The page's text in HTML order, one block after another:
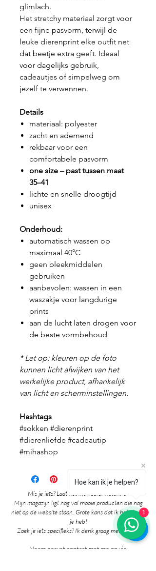
glimlach.
Het stretchy materiaal zorgt voor
een fijne pasvorm, terwijl de
leuke dierenprint elke outfit net
dat beetje extra geeft. Ideaal
voor dagelijks gebruik,
cadeautjes of simpelweg om
jezelf te verwennen.
Details
materiaal: polyester
zacht en ademend
rekbaar voor een
comfortabele pasvorm
one size – past tussen maat
35–41
lichte en snelle droogtijd
unisex
Onderhoud:
automatisch wassen op
maximaal 40°C
geen bleekmiddelen
gebruiken
aanbevolen: wassen in een
waszakje voor langdurige
prints
aan de lucht laten drogen voor
de beste vormbehoud
* Let op: kleuren op de foto
kunnen licht afwijken van het
werkelijke product, afhankelijk
van licht en scherminstellingen.
Hashtags
#sokken #dierenprint
#dierenliefde #cadeautip
#mihashop
Mis je iets? Laat het me vooral weten! 🎉
Mijn magazijn ligt nog vol mooie producten die nog
niet op de website staan. Grote kans dat ik het al voor
je heb!
Zoek je iets specifieks? Ik denk graag met je mee!
Neem gerust contact met me op via:
Hoe kan ik je helpen?
1